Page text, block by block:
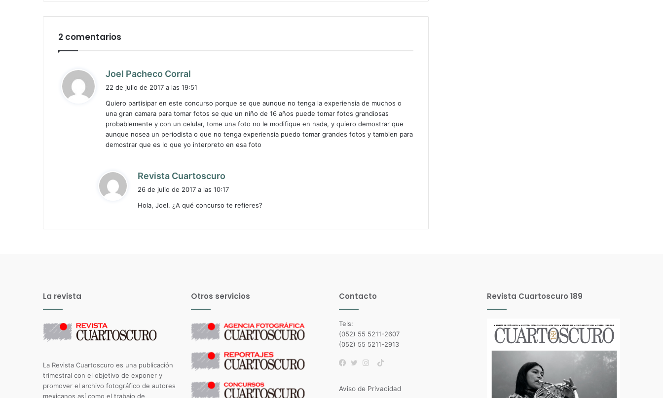
2 comentarios
Joel Pacheco Corral
i
e
22 de julio de 2017 a las 19:51
Quiero partisipar en este concurso porque se que aunque no tenga la experiensia de muchos o
una gran camara para tomar fotos se que un niño de 16 años puede tomar fotos grandiosas
probablemente y con un celular, tome una foto no le modifique en nada, y quiero demostrar que
aunque nosea un periodista o que no tenga experiensia puedo tomar grandes fotos y tambien para
demostrar que es lo que yo interpreto en esa foto
Revista Cuartoscuro
i
e
26 de julio de 2017 a las 10:17
Hola, Joel. ¿A qué concurso te refieres?
La revista
La Revista Cuartoscuro es una publicación
trimestral con el objetivo de exponer y
promover el archivo fotográfico de autores
mexicanos así como el trabajo de
Otros servicios Contacto
Tels:
(052) 55 5211-2607
(052) 55 5211-2913
TikTok
Aviso de Privacidad
Revista Cuartoscuro 189